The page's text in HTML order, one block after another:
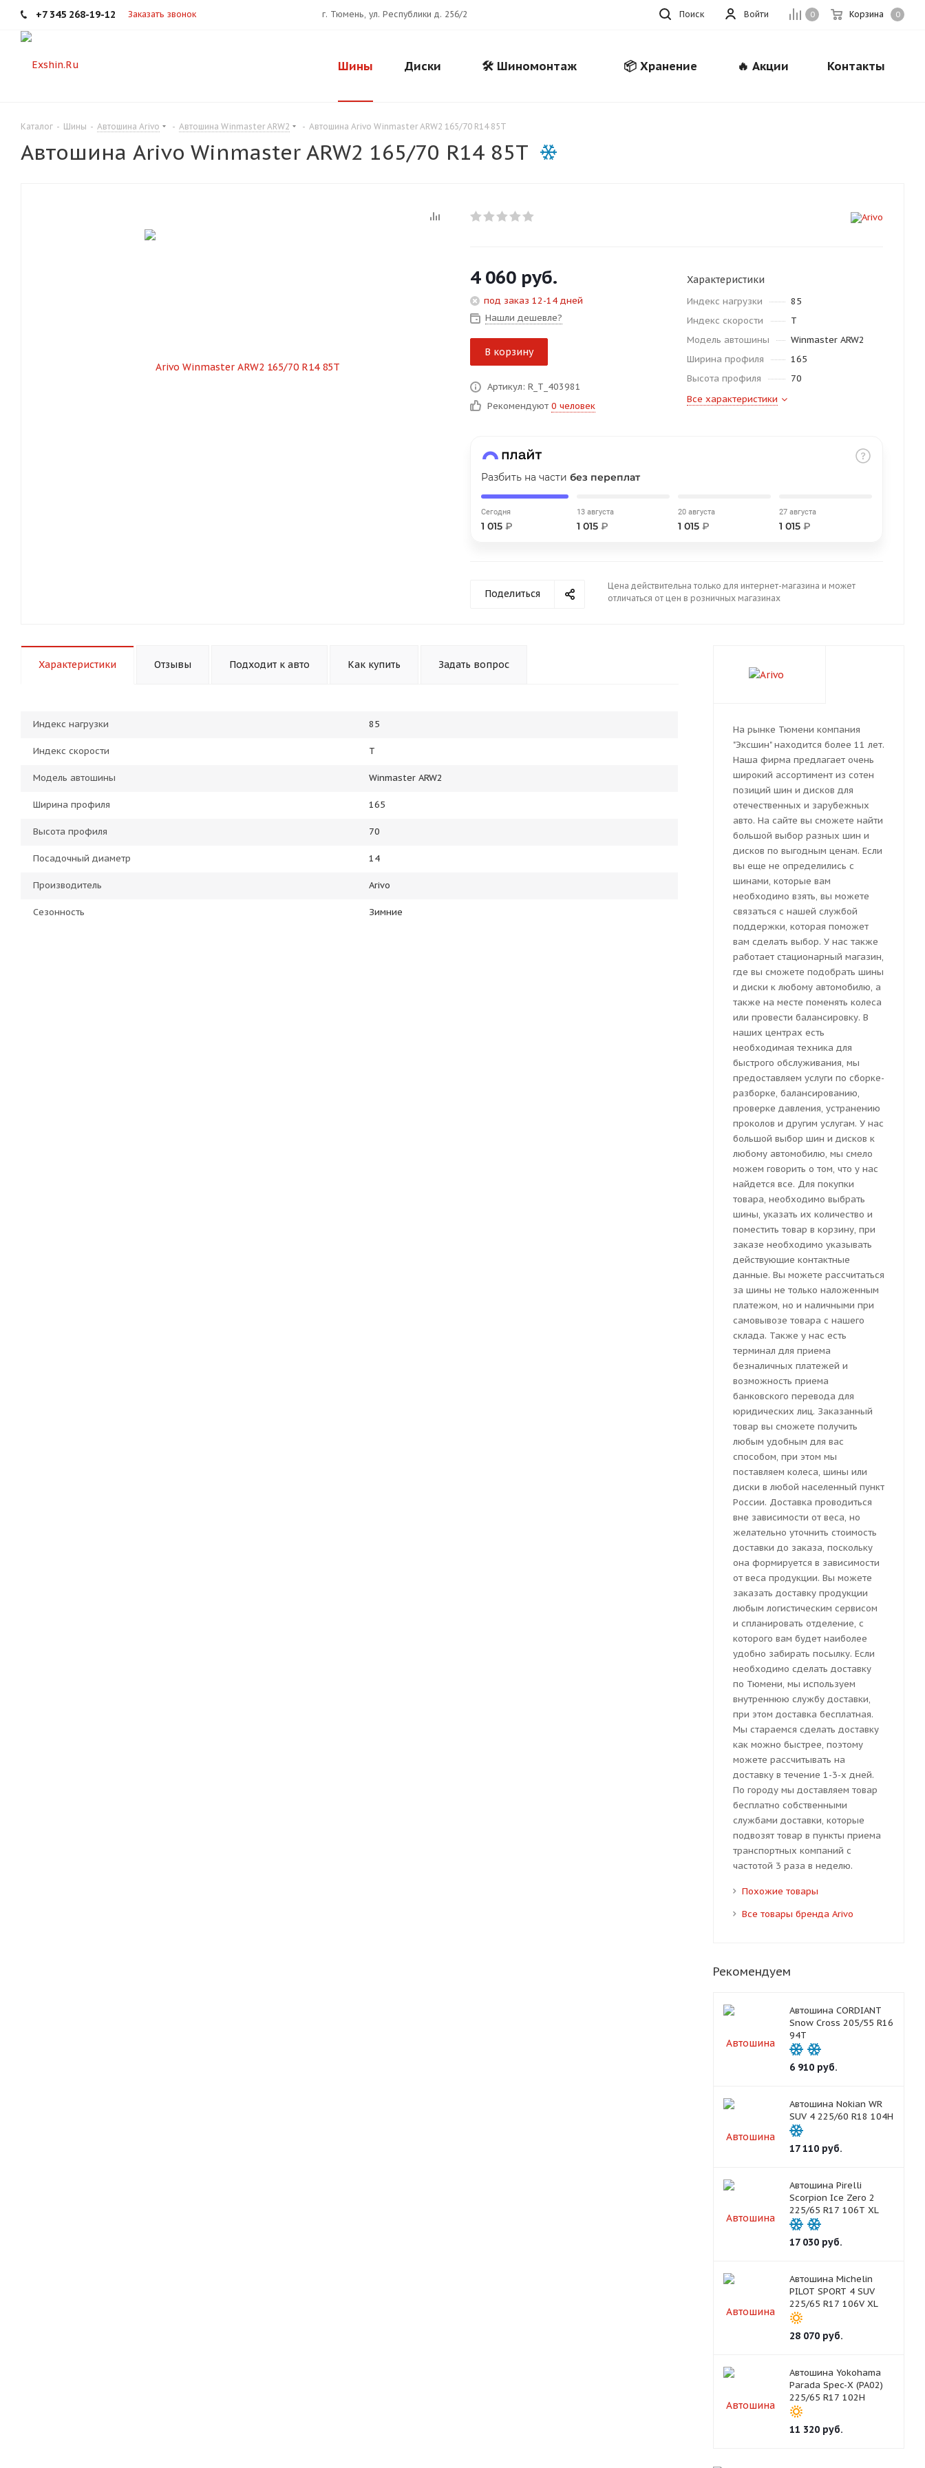
+7 345 268-19-12 Заказать звонок 0 Корзина 0
Войти
г. Тюмень, ул. Республики д. 256/2 Поиск
Шины Диски 🛠️ Шиномонтаж 📦 Хранение 🔥 Акции Контакты
Каталог - Шины - Автошина Arivo - Автошина Winmaster ARW2 - Автошина Arivo Winmaster ARW2 165/70 R14 85T
Автошина Arivo Winmaster ARW2 165/70 R14 85T
4 060 руб.
под заказ 12-14 дней
Нашли дешевле?
В корзину
Артикул: R_T_403981
Рекомендуют 0 человек
Характеристики
Индекс нагрузки
85
Индекс скорости
T
Модель автошины
Winmaster ARW2
Ширина профиля
165
Высота профиля
70
Все характеристики
Разбить на части без переплат
Сегодня
1 015 ₽
13 августа
1 015 ₽
20 августа
1 015 ₽
27 августа
1 015 ₽
Поделиться
Цена действительна только для интернет-магазина и может
отличаться от цен в розничных магазинах
Характеристики Отзывы Подходит к авто Как купить Задать вопрос
Индекс нагрузки 85
Индекс скорости T
Модель автошины Winmaster ARW2
Ширина профиля 165
Высота профиля 70
Посадочный диаметр 14
Производитель Arivo
Сезонность Зимние
На рынке Тюмени компания
"Эксшин" находится более 11 лет.
Наша фирма предлагает очень
широкий ассортимент из сотен
позиций шин и дисков для
отечественных и зарубежных
авто. На сайте вы сможете найти
большой выбор разных шин и
дисков по выгодным ценам. Если
вы еще не определились с
шинами, которые вам
необходимо взять, вы можете
связаться с нашей службой
поддержки, которая поможет
вам сделать выбор. У нас также
работает стационарный магазин,
где вы сможете подобрать шины
и диски к любому автомобилю, а
также на месте поменять колеса
или провести балансировку. В
наших центрах есть
необходимая техника для
быстрого обслуживания, мы
предоставляем услуги по сборке-
разборке, балансированию,
проверке давления, устранению
проколов и другим услугам. У нас
большой выбор шин и дисков к
любому автомобилю, мы смело
можем говорить о том, что у нас
найдется все. Для покупки
товара, необходимо выбрать
шины, указать их количество и
поместить товар в корзину, при
заказе необходимо указывать
действующие контактные
данные. Вы можете рассчитаться
за шины не только наложенным
платежом, но и наличными при
самовывозе товара с нашего
склада. Также у нас есть
терминал для приема
безналичных платежей и
возможность приема
банковского перевода для
юридических лиц. Заказанный
товар вы сможете получить
любым удобным для вас
способом, при этом мы
поставляем колеса, шины или
диски в любой населенный пункт
России. Доставка проводиться
вне зависимости от веса, но
желательно уточнить стоимость
доставки до заказа, поскольку
она формируется в зависимости
от веса продукции. Вы можете
заказать доставку продукции
любым логистическим сервисом
и спланировать отделение, с
которого вам будет наиболее
удобно забирать посылку. Если
необходимо сделать доставку
по Тюмени, мы используем
внутреннюю службу доставки,
при этом доставка бесплатная.
Мы стараемся сделать доставку
как можно быстрее, поэтому
можете рассчитывать на
доставку в течение 1-3-х дней.
По городу мы доставляем товар
бесплатно собственными
службами доставки, которые
подвозят товар в пункты приема
транспортных компаний с
частотой 3 раза в неделю.
Похожие товары
Все товары бренда Arivo
Рекомендуем
Автошина CORDIANT
Snow Cross 205/55 R16
94T
6 910руб.
Автошина Nokian WR
SUV 4 225/60 R18 104H
17 110руб.
Автошина Pirelli
Scorpion Ice Zero 2
225/65 R17 106T XL
17 030руб.
Автошина Michelin
PILOT SPORT 4 SUV
225/65 R17 106V XL
28 070руб.
Автошина Yokohama
Parada Spec-X (PA02)
225/65 R17 102H
11 320руб.
без переплат
График платежей
в корзину
Подробнееоб оплате Плайтом